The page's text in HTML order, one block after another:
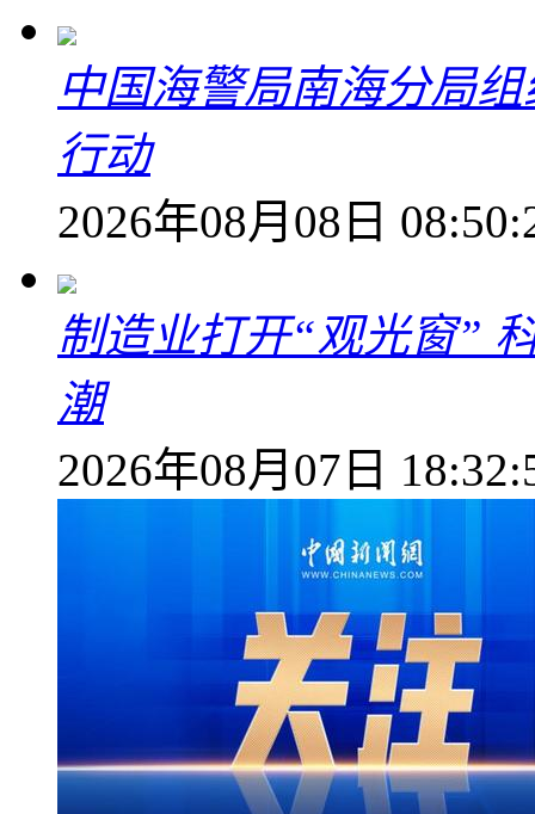
中国海警局南海分局
行动
2026年08月08日
制造业打开“观光窗”
潮
2026年08月07日